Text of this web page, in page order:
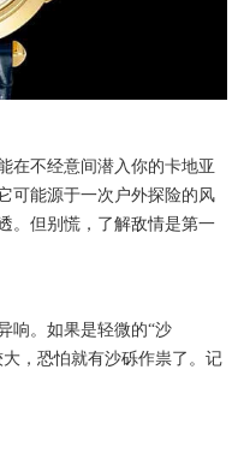
不经意间潜入你的卡地亚
可能源于一次户外探险的风
。但别慌，了解敌情是第一
。如果是轻微的“沙
，恐怕就有沙砾作祟了。记